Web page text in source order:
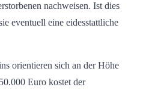
nachweisen. Ist dies
eventuell eine eidesstattliche
orientieren sich an der Höhe
Euro kostet der